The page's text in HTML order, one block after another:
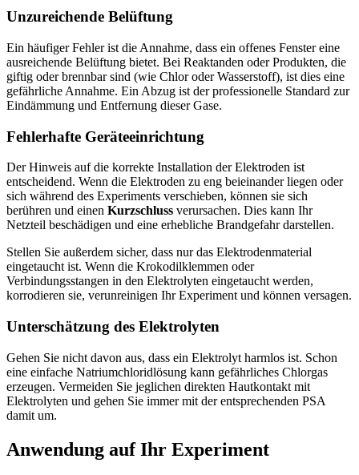
Unzureichende Belüftung
Ein häufiger Fehler ist die Annahme, dass ein offenes Fenster eine
ausreichende Belüftung bietet. Bei Reaktanden oder Produkten, die
giftig oder brennbar sind (wie Chlor oder Wasserstoff), ist dies eine
gefährliche Annahme. Ein Abzug ist der professionelle Standard zur
Eindämmung und Entfernung dieser Gase.
Fehlerhafte Geräteeinrichtung
Der Hinweis auf die korrekte Installation der Elektroden ist
entscheidend. Wenn die Elektroden zu eng beieinander liegen oder
sich während des Experiments verschieben, können sie sich
berühren und einen Kurzschluss verursachen. Dies kann Ihr
Netzteil beschädigen und eine erhebliche Brandgefahr darstellen.
Stellen Sie außerdem sicher, dass nur das Elektrodenmaterial
eingetaucht ist. Wenn die Krokodilklemmen oder
Verbindungsstangen in den Elektrolyten eingetaucht werden,
korrodieren sie, verunreinigen Ihr Experiment und können versagen.
Unterschätzung des Elektrolyten
Gehen Sie nicht davon aus, dass ein Elektrolyt harmlos ist. Schon
eine einfache Natriumchloridlösung kann gefährliches Chlorgas
erzeugen. Vermeiden Sie jeglichen direkten Hautkontakt mit
Elektrolyten und gehen Sie immer mit der entsprechenden PSA
damit um.
Anwendung auf Ihr Experiment